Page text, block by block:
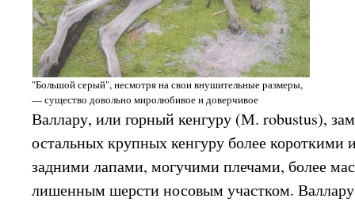
"Большой серый", несмотря на свои внушительные размеры,
— существо довольно миролюбивое и доверчивое
Валлару, или горный кенгуру (М. robustus),
остальных крупных кенгуру более
задними лапами, могучими плечами, более
лишенным шерсти носовым участком.